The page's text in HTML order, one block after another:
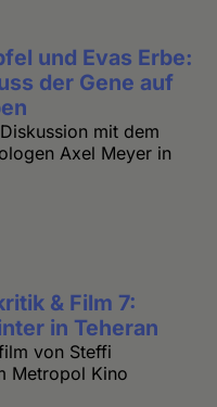
und Evas Erbe:
der Gene auf
mit dem
Axel Meyer in
& Film 7:
in Teheran
von Steffi
Metropol Kino